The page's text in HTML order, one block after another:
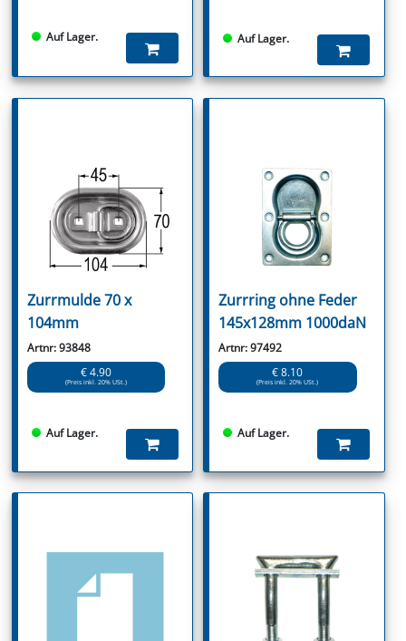
Auf Lager. Auf Lager.
Zurrmulde 70 x
104mm
Artnr: 93848
€ 4.90
(Preis inkl. 20% USt.)
Auf Lager.
Zurrring ohne Feder
145x128mm 1000daN
Artnr: 97492
€ 8.10
(Preis inkl. 20% USt.)
Auf Lager.